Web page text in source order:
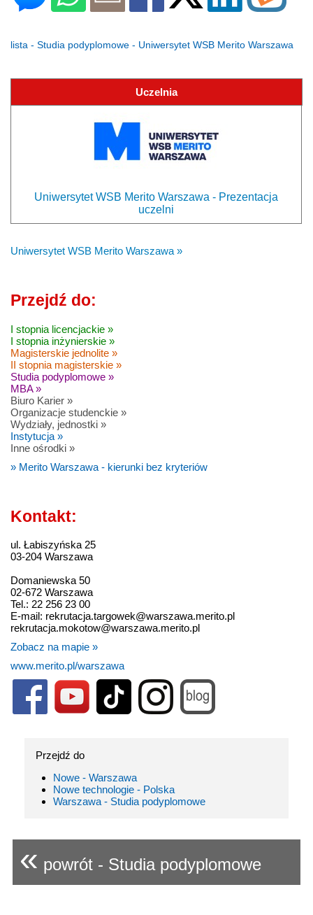
lista - Studia podyplomowe - Uniwersytet WSB Merito Warszawa
Uczelnia
Uniwersytet WSB Merito Warszawa - Prezentacja
uczelni
Uniwersytet WSB Merito Warszawa »
Przejdź do:
I stopnia licencjackie »
I stopnia inżynierskie »
Magisterskie jednolite »
II stopnia magisterskie »
Studia podyplomowe »
MBA »
Biuro Karier »
Organizacje studenckie »
Wydziały, jednostki »
Instytucja »
Inne ośrodki »
» Merito Warszawa - kierunki bez kryteriów
Kontakt:
ul. Łabiszyńska 25
03-204 Warszawa
Domaniewska 50
02-672 Warszawa
Tel.: 22 256 23 00
E-mail: rekrutacja.targowek@warszawa.merito.pl
rekrutacja.mokotow@warszawa.merito.pl
Zobacz na mapie »
www.merito.pl/warszawa
Przejdź do
Nowe - Warszawa
Nowe technologie - Polska
Warszawa - Studia podyplomowe
« powrót - Studia podyplomowe